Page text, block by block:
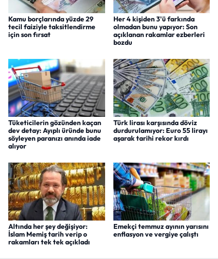
Kamu borçlarında yüzde 29
tecil faiziyle taksitlendirme
için son fırsat
Her 4 kişiden 3'ü farkında
olmadan bunu yapıyor: Son
açıklanan rakamlar ezberleri
bozdu
Tüketicilerin gözünden kaçan
dev detay: Ayıplı üründe bunu
söyleyen paranızı anında iade
alıyor
Türk lirası karşısında döviz
durdurulamıyor: Euro 55 lirayı
aşarak tarihi rekor kırdı
Altında her şey değişiyor:
İslam Memiş tarih verip o
rakamları tek tek açıkladı
Emekçi temmuz ayının yarısını
enflasyon ve vergiye çalıştı